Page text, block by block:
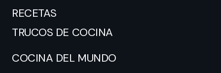
RECETAS
TRUCOS DE COCINA
COCINA DEL MUNDO